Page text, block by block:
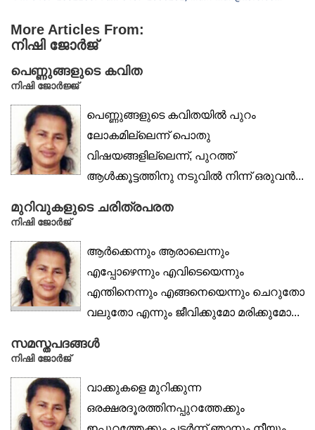
More Articles From:
നിഷി ജോർജ്
പെണ്ണുങ്ങളുടെ കവിത
നിഷി ജോർജ്ജ്
പെണ്ണുങ്ങളുടെ കവിതയിൽ പുറം
ലോകമില്ലെന്ന് പൊതു
വിഷയങ്ങളില്ലെന്ന്, പുറത്ത്
ആൾക്കൂട്ടത്തിനു നടുവിൽ നിന്ന് ഒരുവൻ...
മുറിവുകളുടെ ചരിത്രപരത
നിഷി ജോർജ്
ആർക്കെന്നും ആരാലെന്നും
എപ്പോഴെന്നും എവിടെയെന്നും
എന്തിനെന്നും എങ്ങനെയെന്നും ചെറുതോ
വലുതോ എന്നും ജീവിക്കുമോ മരിക്കുമോ...
സമസ്തപദങ്ങൾ
നിഷി ജോർജ്
വാക്കുകളെ മുറിക്കുന്ന
ഒരക്ഷരദൂരത്തിനപ്പുറത്തേക്കും